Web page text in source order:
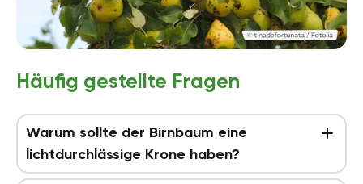
Häufig gestellte Fragen
Warum sollte der Birnbaum eine
lichtdurchlässige Krone haben?